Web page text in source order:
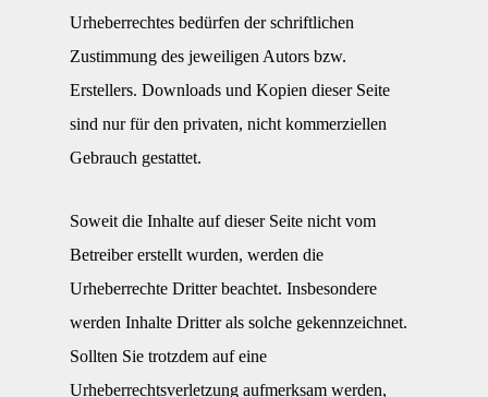
Urheberrechtes bedürfen der schriftlichen
Zustimmung des jeweiligen Autors bzw.
Erstellers. Downloads und Kopien dieser Seite
sind nur für den privaten, nicht kommerziellen
Gebrauch gestattet.
Soweit die Inhalte auf dieser Seite nicht vom
Betreiber erstellt wurden, werden die
Urheberrechte Dritter beachtet. Insbesondere
werden Inhalte Dritter als solche gekennzeichnet.
Sollten Sie trotzdem auf eine
Urheberrechtsverletzung aufmerksam werden,